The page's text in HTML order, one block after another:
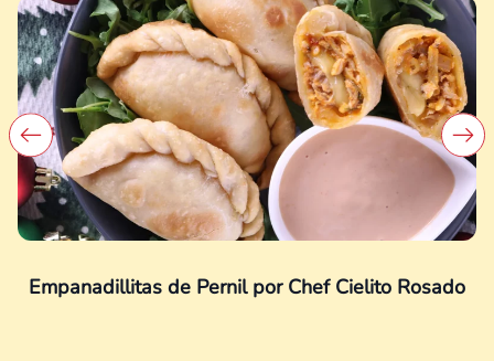
Empanadillitas de Pernil por Chef Cielito Rosado